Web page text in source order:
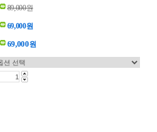
89,000원
69,000원
69,000원